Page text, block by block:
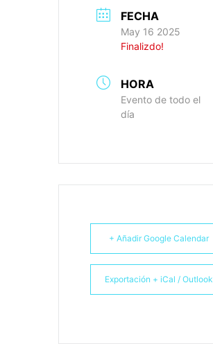
FECHA
May 16 2025
Finalizdo!
HORA
Evento de todo el
día
+ Añadir Google Calendar
Exportación + iCal / Outlook